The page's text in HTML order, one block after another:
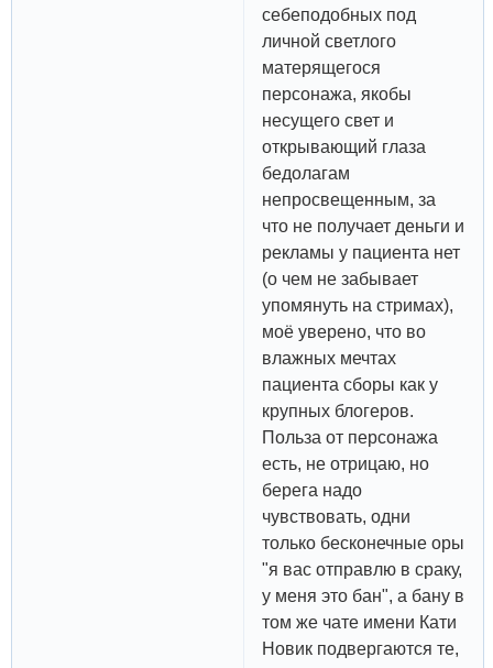
себеподобных под
личной светлого
матерящегося
персонажа, якобы
несущего свет и
открывающий глаза
бедолагам
непросвещенным, за
что не получает деньги и
рекламы у пациента нет
(о чем не забывает
упомянуть на стримах),
моё уверено, что во
влажных мечтах
пациента сборы как у
крупных блогеров.
Польза от персонажа
есть, не отрицаю, но
берега надо
чувствовать, одни
только бесконечные оры
"я вас отправлю в сраку,
у меня это бан", а бану в
том же чате имени Кати
Новик подвергаются те,